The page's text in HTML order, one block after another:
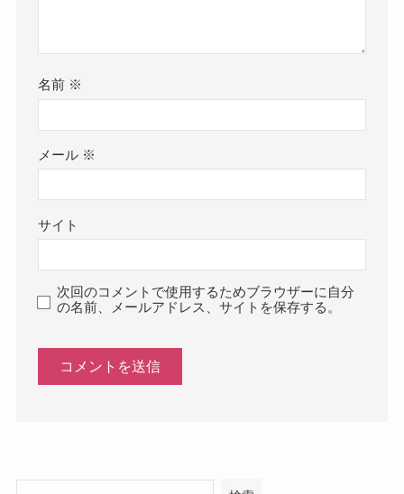
名前 ※
メール ※
サイト
次回のコメントで使用するためブラウザーに自分
の名前、メールアドレス、サイトを保存する。